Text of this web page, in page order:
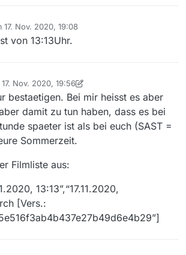
17. Nov. 2020, 19:08
von
von 13:13Uhr.
17. Nov. 2020, 19:56
von gerdd
bestaetigen. Bei mir heisst es aber
damit zu tun haben, dass es bei
spaeter ist als bei euch (SAST =
Sommerzeit.
Filmliste aus:
13:13”,“17.11.2020,
[Vers.: